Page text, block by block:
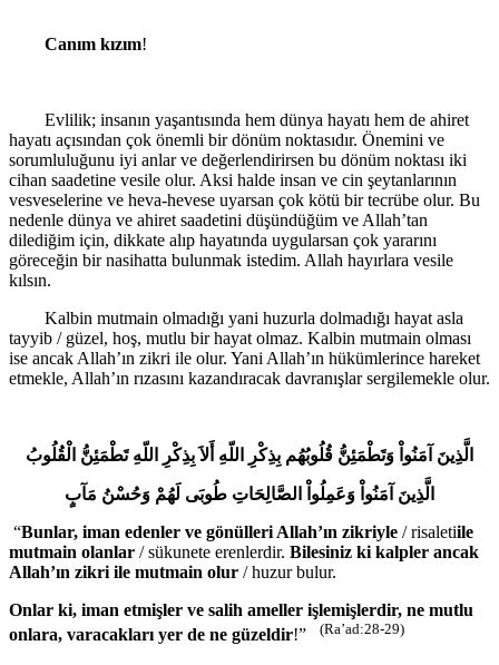
Canım kızım!
Evlilik; insanın yaşantısında hem dünya hayatı hem de ahiret
hayatı açısından çok önemli bir dönüm noktasıdır. Önemini ve
sorumluluğunu iyi anlar ve değerlendirirsen bu dönüm noktası iki
cihan saadetine vesile olur. Aksi halde insan ve cin şeytanlarının
vesveselerine ve heva-hevese uyarsan çok kötü bir tecrübe olur. Bu
nedenle dünya ve ahiret saadetini düşündüğüm ve Allah’tan
dilediğim için, dikkate alıp hayatında uygularsan çok yararını
göreceğin bir nasihatta bulunmak istedim. Allah hayırlara vesile
kılsın.
Kalbin mutmain olmadığı yani huzurla dolmadığı hayat asla
tayyib / güzel, hoş, mutlu bir hayat olmaz. Kalbin mutmain olması
ise ancak Allah’ın zikri ile olur. Yani Allah’ın hükümlerince hareket
etmekle, Allah’ın rızasını kazandıracak davranışlar sergilemekle olur.
الَّذِينَ آمَنُواْ وَتَطْمَئِنُّ قُلُوبُهُم بِذِكْرِ اللّهِ أَلاَ بِذِكْرِ اللّهِ تَطْمَئِنُّ الْقُلُوبُ
الَّذِينَ آمَنُواْ وَعَمِلُواْ الصَّالِحَاتِ طُوبَى لَهُمْ وَحُسْنُ مَآبٍ
“Bunlar, iman edenler ve gönülleri Allah’ın zikriyle / risaletiile
mutmain olanlar / sükunete erenlerdir. Bilesiniz ki kalpler ancak
Allah’ın zikri ile mutmain olur / huzur bulur.
Onlar ki, iman etmişler ve salih ameller işlemişlerdir, ne mutlu
onlara, varacakları yer de ne güzeldir!” (Ra’ad:28-29)